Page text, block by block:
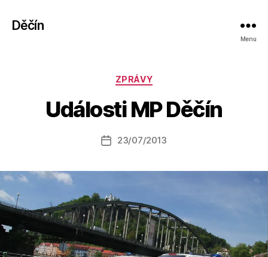
Děčín
Menu
Rubriky
ZPRÁVY
Události MP Děčín
Autor
příspěvku
t
o
a
Datum
23/07/2013